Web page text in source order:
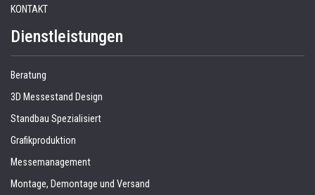
KONTAKT
Dienstleistungen
Beratung
3D Messestand Design
Standbau Spezialisiert
Grafikproduktion
Messemanagement
Montage, Demontage und Versand